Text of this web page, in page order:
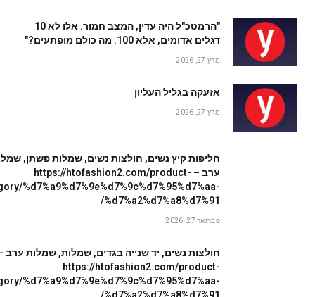
"הרמטכ"ל היה עדין, המצב חמור. אלו לא 10
דגלים אדומים, אלא 100. מה כולם מופתעים?"
מרץ 27, 2026
אזעקה בגליל העליון
מרץ 27, 2026
חליפות קיץ נשים, חולצות נשים, שמלות פשתן,
ערב – https://htofashion2.com/product-
%d7%a9%d7%9e%d7%9c%d7%95%d7%aa-
%d7%a2%d7%a8%d7%91/
פברואר 27, 2026
חולצות נשים, יד שנייה בגדים, שמלות, שמלות ערב
https://htofashion2.com/product-
%d7%a9%d7%9e%d7%9c%d7%95%d7%aa-